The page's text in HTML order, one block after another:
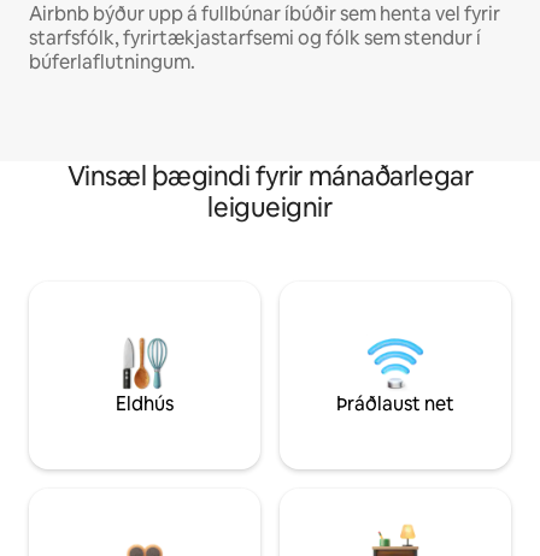
Airbnb býður upp á fullbúnar íbúðir sem henta vel fyrir
starfsfólk, fyrirtækjastarfsemi og fólk sem stendur í
búferlaflutningum.
Vinsæl þægindi fyrir mánaðarlegar
leigueignir
Eldhús Þráðlaust net